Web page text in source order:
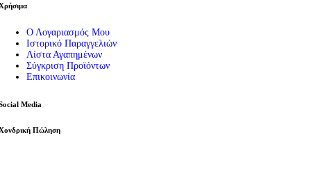
Ο Λογαριασμός Μου
Ιστορικό Παραγγελιών
Λίστα Αγαπημένων
Σύγκριση Προϊόντων
Επικοινωνία
Media
Πώληση